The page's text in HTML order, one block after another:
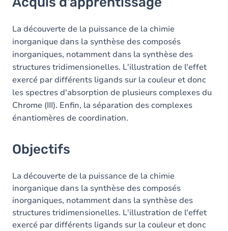
Objectifs
Contenu
Table des matières
Exercices
La découverte de la puissance de la chimie
inorganique dans la synthèse des composés
inorganiques, notamment dans la synthèse des
structures tridimensionelles. L'illustration de l'effet
exercé par différents ligands sur la couleur et donc
les spectres d'absorption de plusieurs complexes du
Chrome (III). Enfin, la séparation des complexes
énantiomères de coordination.
Objectifs
La découverte de la puissance de la chimie
inorganique dans la synthèse des composés
inorganiques, notamment dans la synthèse des
structures tridimensionelles. L'illustration de l'effet
exercé par différents ligands sur la couleur et donc